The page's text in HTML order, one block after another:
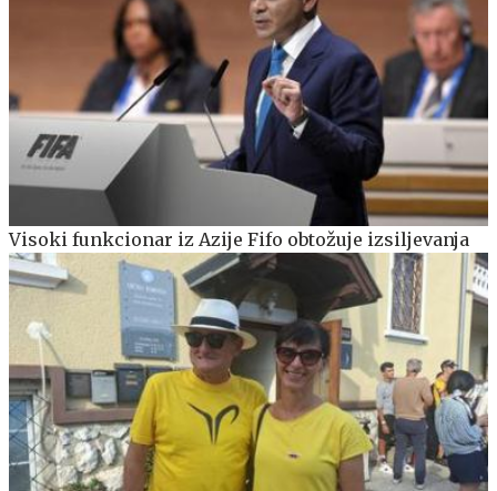
Visoki funkcionar iz Azije Fifo obtožuje izsiljevanja